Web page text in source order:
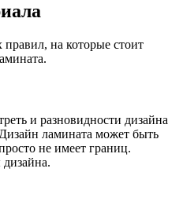
на которые стоит
и разновидности дизайна
ламината может быть
не имеет границ.